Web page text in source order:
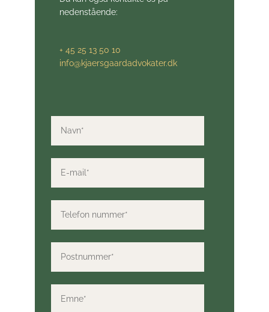
nedenstående:
+ 45 25 13 50 10
info@kjaersgaardadvokater.dk